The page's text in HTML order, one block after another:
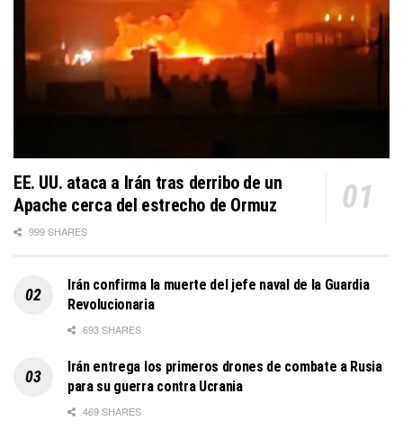
EE. UU. ataca a Irán tras derribo de un
Apache cerca del estrecho de Ormuz
999 SHARES
Irán confirma la muerte del jefe naval de la Guardia
Revolucionaria
693 SHARES
Irán entrega los primeros drones de combate a Rusia
para su guerra contra Ucrania
469 SHARES